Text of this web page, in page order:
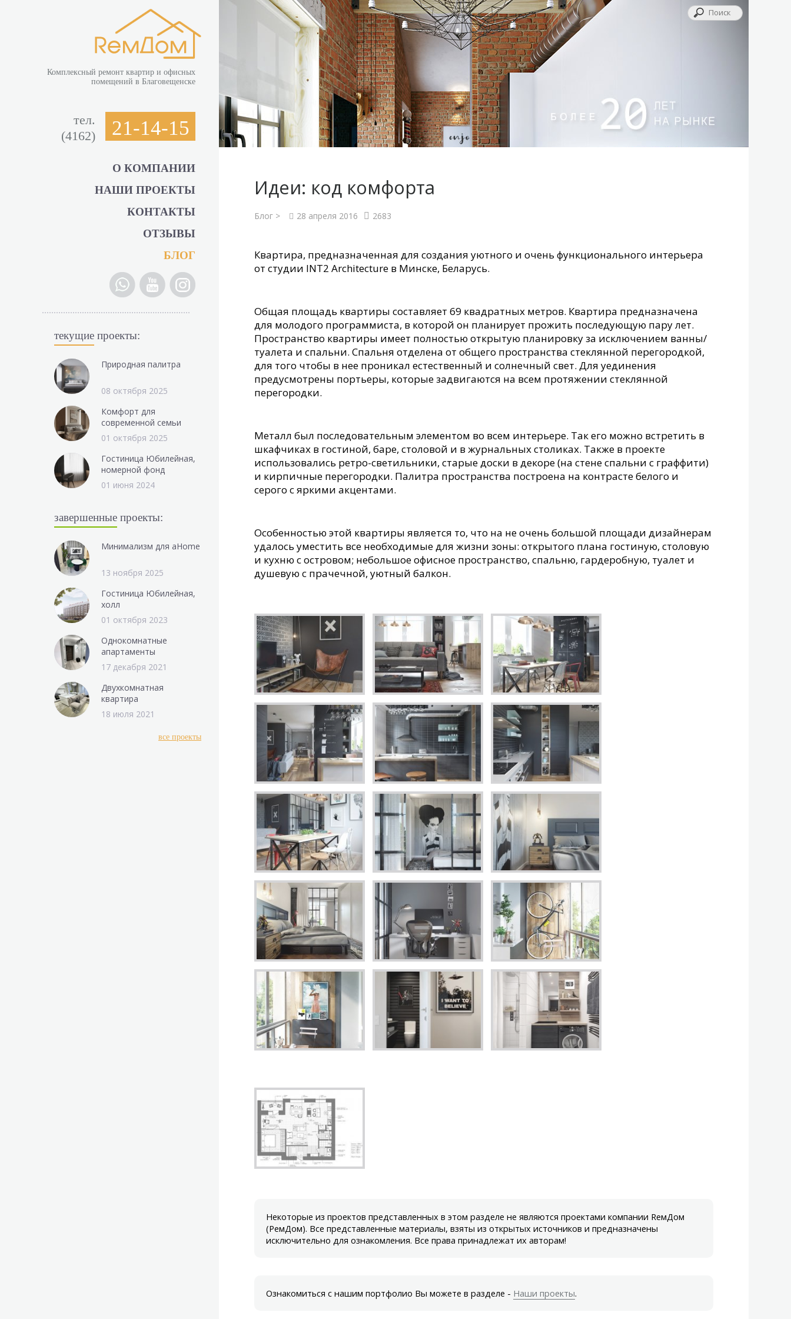
Комплексный ремонт квартир и офисных
помещений в Благовещенске
тел.
(4162)
21-14-15
О КОМПАНИИ
НАШИ ПРОЕКТЫ
КОНТАКТЫ
ОТЗЫВЫ
БЛОГ
текущие проекты:
Природная палитра
08 октября 2025
Комфорт для
современной семьи
01 октября 2025
Гостиница Юбилейная,
номерной фонд
01 июня 2024
завершенные проекты:
Минимализм для aHome
13 ноября 2025
Гостиница Юбилейная,
холл
01 октября 2023
Однокомнатные
апартаменты
17 декабря 2021
Двухкомнатная
квартира
18 июля 2021
все проекты
Идеи: код комфорта
Блог > 28 апреля 2016 2683
Квартира, предназначенная для создания уютного и очень функционального интерьера
от студии INT2 Architecture в Минске, Беларусь.
Общая площадь квартиры составляет 69 квадратных метров. Квартира предназначена
для молодого программиста, в которой он планирует прожить последующую пару лет.
Пространство квартиры имеет полностью открытую планировку за исключением ванны/
туалета и спальни. Спальня отделена от общего пространства стеклянной перегородкой,
для того чтобы в нее проникал естественный и солнечный свет. Для уединения
предусмотрены портьеры, которые задвигаются на всем протяжении стеклянной
перегородки.
Металл был последовательным элементом во всем интерьере. Так его можно встретить в
шкафчиках в гостиной, баре, столовой и в журнальных столиках. Также в проекте
использовались ретро-светильники, старые доски в декоре (на стене спальни с граффити)
и кирпичные перегородки. Палитра пространства построена на контрасте белого и
серого с яркими акцентами.
Особенностью этой квартиры является то, что на не очень большой площади дизайнерам
удалось уместить все необходимые для жизни зоны: открытого плана гостиную, столовую
и кухню с островом; небольшое офисное пространство, спальню, гардеробную, туалет и
душевую с прачечной, уютный балкон.
Некоторые из проектов представленных в этом разделе не являются проектами компании RемДом
(РемДом). Все представленные материалы, взяты из открытых источников и предназначены
исключительно для ознакомления. Все права принадлежат их авторам!
Ознакомиться с нашим портфолио Вы можете в разделе - Наши проекты.